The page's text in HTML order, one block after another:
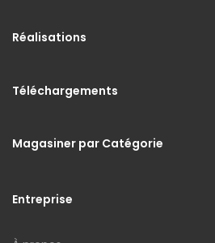
Réalisations
Téléchargements
Magasiner par Catégorie
Entreprise